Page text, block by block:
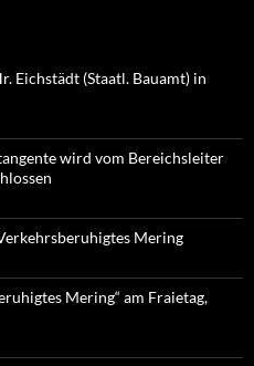
Eichstädt (Staatl. Bauamt) in
wird vom Bereichsleiter
Mering
Mering“ am Fraietag,